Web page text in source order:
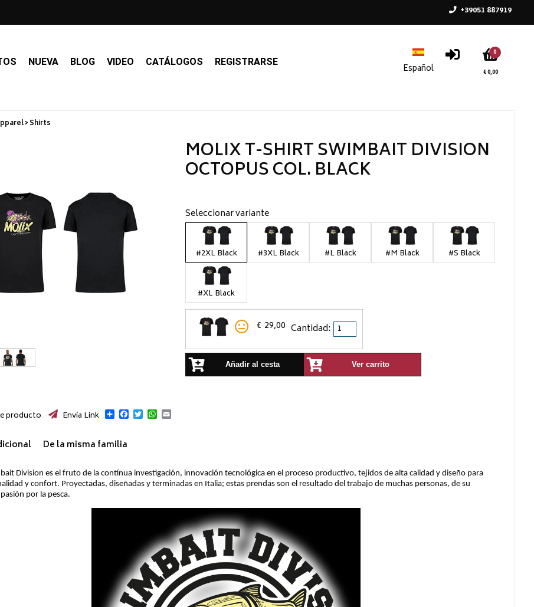
+39051 887919
0
€ 0,00
NUEVA BLOG VIDEO CATÁLOGOS REGISTRARSE
> Shirts
MOLIX T-SHIRT SWIMBAIT DIVISION
OCTOPUS COL. BLACK
Seleccionar variante
#2XL Black #3XL Black #L Black #M Black #S Black
#XL Black
€ 29,00 Cantidad:
Añadir al cesta Ver carrito
producto Envía Link Compartir
Facebook
TwitterWhatsApp
Email
De la misma familia
Division es el fruto de la contínua investigación, innovación tecnológica en el proceso productivo, tejidos de alta calidad y diseño para
y confort. Proyectadas, diseñadas y terminadas en Italia; estas prendas son el resultado del trabajo de muchas personas, de su
por la pesca.